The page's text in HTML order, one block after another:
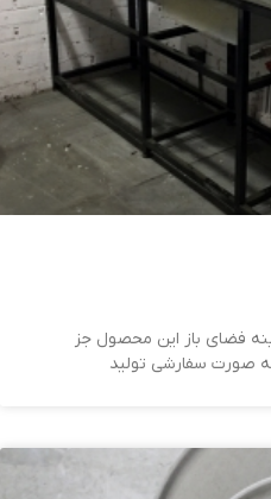
فضای باز این محصول جز
سفارشی تولید